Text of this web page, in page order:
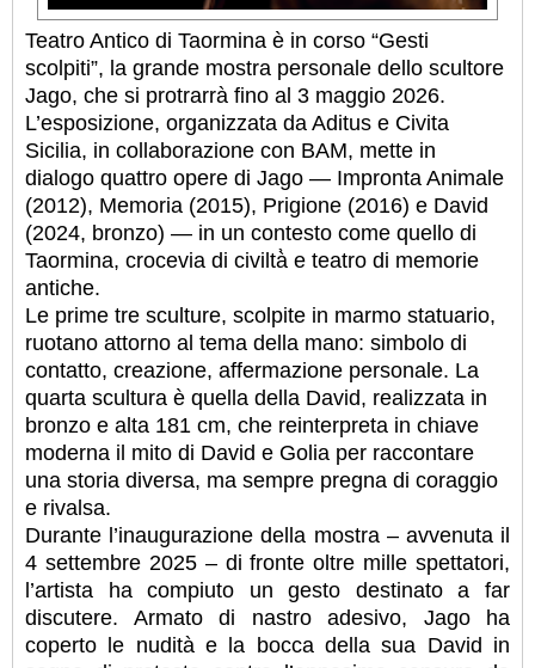
Teatro Antico di Taormina è in corso “Gesti
scolpiti”, la grande mostra personale dello scultore
Jago, che si protrarrà fino al 3 maggio 2026.
L’esposizione, organizzata da Aditus e Civita
Sicilia, in collaborazione con BAM, mette in
dialogo quattro opere di Jago — Impronta Animale
(2012), Memoria (2015), Prigione (2016) e David
(2024, bronzo) — in un contesto come quello di
Taormina, crocevia di civiltà̀ e teatro di memorie
antiche.
Le prime tre sculture, scolpite in marmo statuario,
ruotano attorno al tema della mano: simbolo di
contatto, creazione, affermazione personale. La
quarta scultura è quella della David, realizzata in
bronzo e alta 181 cm, che reinterpreta in chiave
moderna il mito di David e Golia per raccontare
una storia diversa, ma sempre pregna di coraggio
e rivalsa.
Durante l’inaugurazione della mostra – avvenuta il
4 settembre 2025 – di fronte oltre mille spettatori,
l’artista ha compiuto un gesto destinato a far
discutere. Armato di nastro adesivo, Jago ha
coperto le nudità e la bocca della sua David in